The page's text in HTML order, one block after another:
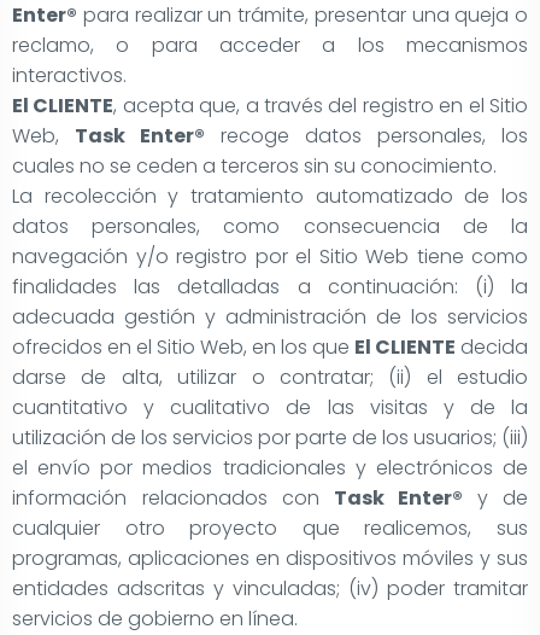
Enter® para realizar un trámite, presentar una queja o
reclamo, o para acceder a los mecanismos
interactivos.
El CLIENTE, acepta que, a través del registro en el Sitio
Web, Task Enter® recoge datos personales, los
cuales no se ceden a terceros sin su conocimiento.
La recolección y tratamiento automatizado de los
datos personales, como consecuencia de la
navegación y/o registro por el Sitio Web tiene como
finalidades las detalladas a continuación: (i) la
adecuada gestión y administración de los servicios
ofrecidos en el Sitio Web, en los que El CLIENTE decida
darse de alta, utilizar o contratar; (ii) el estudio
cuantitativo y cualitativo de las visitas y de la
utilización de los servicios por parte de los usuarios; (iii)
el envío por medios tradicionales y electrónicos de
información relacionados con Task Enter® y de
cualquier otro proyecto que realicemos, sus
programas, aplicaciones en dispositivos móviles y sus
entidades adscritas y vinculadas; (iv) poder tramitar
servicios de gobierno en línea.